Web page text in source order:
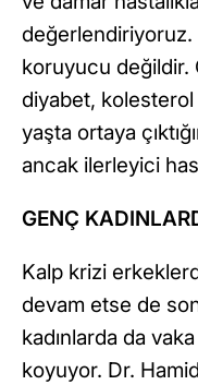
değerlendiriyoruz.
koruyucu değildir.
diyabet,
yaşta ortaya
ancak ilerleyici
GENÇ
Kalp krizi
devam etse de
kadınlarda da vaka
koyuyor. Dr.